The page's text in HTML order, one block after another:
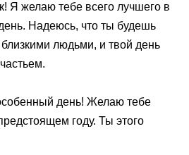
Я желаю тебе всего лучшего в
Надеюсь, что ты будешь
людьми, и твой день
день! Желаю тебе
году. Ты этого